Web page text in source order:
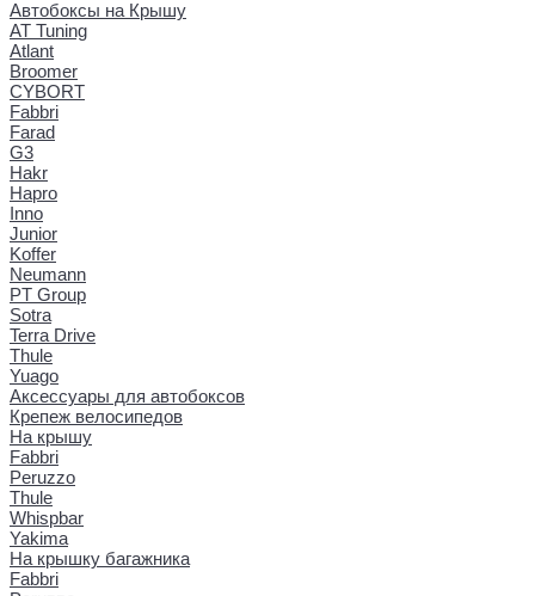
Автобоксы на Крышу
AT Tuning
Atlant
Broomer
CYBORT
Fabbri
Farad
G3
Hakr
Hapro
Inno
Junior
Koffer
Neumann
PT Group
Sotra
Terra Drive
Thule
Yuago
Аксессуары для автобоксов
Крепеж велосипедов
На крышу
Fabbri
Peruzzo
Thule
Whispbar
Yakima
На крышку багажника
Fabbri